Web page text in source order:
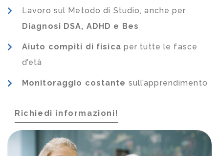
Lavoro sul Metodo di Studio, anche per
Diagnosi DSA, ADHD e Bes
Aiuto compiti di fisica per tutte le fasce
d’età
Monitoraggio costante sull’apprendimento
Richiedi informazioni!